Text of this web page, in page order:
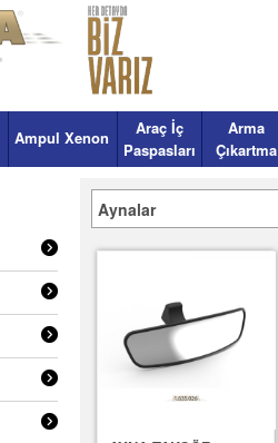
Ampul Xenon
Araç İç
Paspasları
Arma
Çıkartma
Aynalar